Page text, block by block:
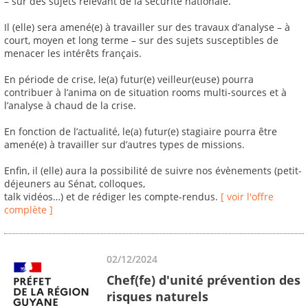
Il (elle) sera amené(e) à travailler sur des travaux d’analyse – à
court, moyen et long terme – sur des sujets susceptibles de
menacer les intérêts français.
En période de crise, le(a) futur(e) veilleur(euse) pourra
contribuer à l’anima on de situation rooms multi-sources et à
l’analyse à chaud de la crise.
En fonction de l’actualité, le(a) futur(e) stagiaire pourra être
amené(e) à travailler sur d’autres types de missions.
Enfin, il (elle) aura la possibilité de suivre nos évènements (petit-
déjeuners au Sénat, colloques,
talk vidéos…) et de rédiger les compte-rendus. [ voir l'offre
complète ]
02/12/2024
Chef(fe) d'unité prévention des
risques naturels